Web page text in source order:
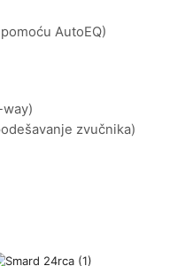
AutoEQ)
zvučnika)